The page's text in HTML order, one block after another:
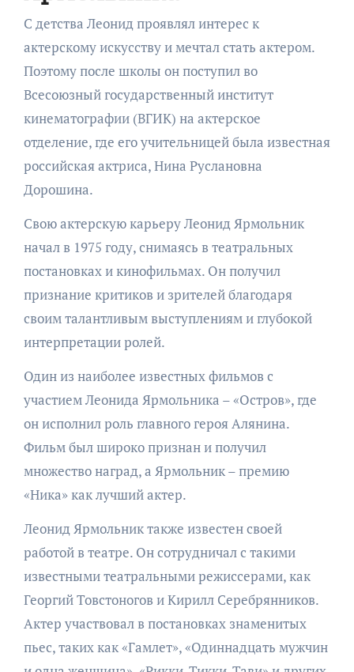
С детства Леонид проявлял интерес к
актерскому искусству и мечтал стать актером.
Поэтому после школы он поступил во
Всесоюзный государственный институт
кинематографии (ВГИК) на актерское
отделение, где его учительницей была известная
российская актриса, Нина Руслановна
Дорошина.
Свою актерскую карьеру Леонид Ярмольник
начал в 1975 году, снимаясь в театральных
постановках и кинофильмах. Он получил
признание критиков и зрителей благодаря
своим талантливым выступлениям и глубокой
интерпретации ролей.
Один из наиболее известных фильмов с
участием Леонида Ярмольника – «Остров», где
он исполнил роль главного героя Алянина.
Фильм был широко признан и получил
множество наград, а Ярмольник – премию
«Ника» как лучший актер.
Леонид Ярмольник также известен своей
работой в театре. Он сотрудничал с такими
известными театральными режиссерами, как
Георгий Товстоногов и Кирилл Серебрянников.
Актер участвовал в постановках знаменитых
пьес, таких как «Гамлет», «Одиннадцать мужчин